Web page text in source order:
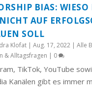
BIAS:
AUF
SOLL
Klofat |Aug. 17, 2022 |Alle
& Alltagsfragen | 0
TikTok, YouTube
Kanälen gibt es immer